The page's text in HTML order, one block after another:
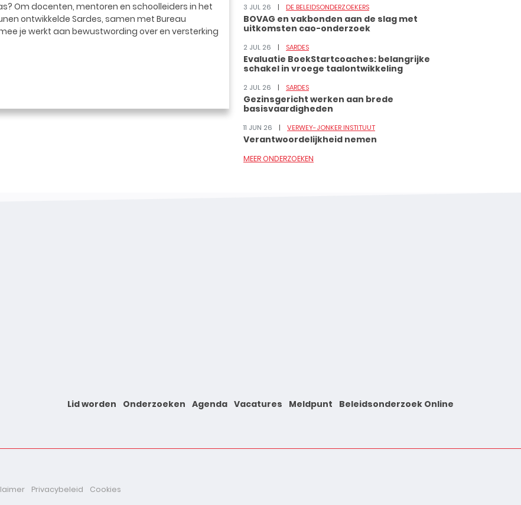
Om docenten, mentoren en schoolleiders in het
ontwikkelde Sardes, samen met Bureau
je werkt aan bewustwording over en versterking
3 JUL 26 DE BELEIDSONDERZOEKERS
BOVAG en vakbonden aan de slag met
uitkomsten cao-onderzoek
2 JUL 26 SARDES
Evaluatie BoekStartcoaches: belangrijke
schakel in vroege taalontwikkeling
2 JUL 26 SARDES
Gezinsgericht werken aan brede
basisvaardigheden
11 JUN 26 VERWEY-JONKER INSTITUUT
Verantwoordelijkheid nemen
MEER ONDERZOEKEN
Lid worden Onderzoeken Agenda Vacatures Meldpunt Beleidsonderzoek Online
Privacybeleid Cookies